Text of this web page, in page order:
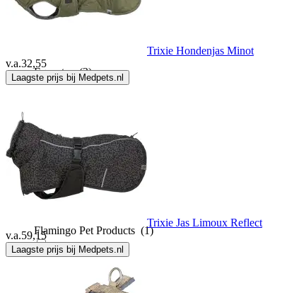
Equestro(2)
EzyDog(9)
Ferplast (18)
Flamingo Pet Products (1)
Trixie Hondenjas Minot
v.a.32,55
Laagste prijs bij Medpets.nl
Trixie Jas Limoux Reflect
v.a.59,15
Laagste prijs bij Medpets.nl